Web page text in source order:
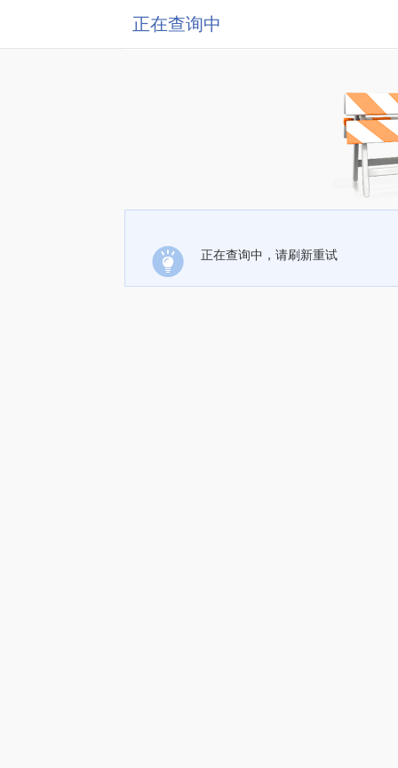
正在查询中
正在查询中，请刷新重试